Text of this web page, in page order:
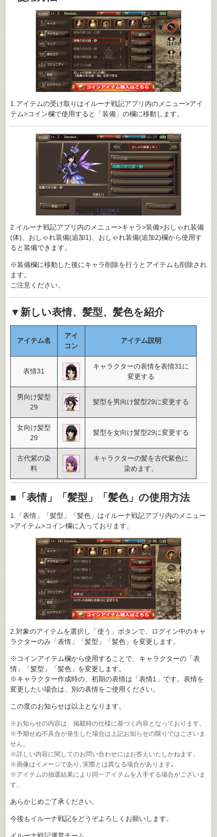
1.アイテムの受け取りはイルーナ戦記アプリ内のメニュー>アイ
テム>コイン欄で使用すると「装備」の欄に移動します。
2.イルーナ戦記アプリ内のメニュー>キャラ>装備>おしゃれ装備
(体)、おしゃれ装備(追加1)、おしゃれ装備(追加2)欄から使用す
ると装備できます。
※装備欄に移動した後にキャラ削除を行うとアイテムも削除され
ます。
ご注意ください。
▼新しい表情、髪型、髪色を紹介
アイテム名
アイ
コン
アイテム説明
表情31
キャラクターの表情を表情31に
変更する
男向け髪型
29
髪型を男向け髪型29に変更する
女向け髪型
29
髪型を女向け髪型29に変更する
古代紫の染
料
キャラクターの髪を古代紫色に
染めます。
■「表情」「髪型」「髪色」の使用方法
1.「表情」「髪型」「髪色」はイルーナ戦記アプリ内のメニュー
>アイテム>コイン欄に入っております。
2.対象のアイテムを選択し「使う」ボタンで、ログイン中のキャ
ラクターのみ「表情」「髪型」「髪色」を変更します。
※コインアイテム欄から使用することで、キャラクターの「表
情」「髪型」「髪色」を変更します。
※キャラクター作成時の、初期の表情は「表情1」です。表情を
変更したい場合は、別の表情をご使用ください。
この度のお知らせは以上となります。
※お知らせの内容は、掲載時の仕様に基づく内容となっております。
※予期せぬ不具合が発生した場合は上記お知らせの限りではございま
せん。
※詳しい内容に関してのお問い合わせにはお答えいたしかねます。
※画像はイメージであり､実際とは異なる場合があります｡
※アイテムの抽選結果により同一アイテムを入手する場合がございま
す。
あらかじめご了承ください。
今後もイルーナ戦記をどうぞよろしくお願いします。